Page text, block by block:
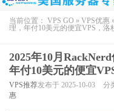
当前位置： VPS GO » VPS优惠
理，年付10美元的便宜VPS，洛
2025年10月
年付10美元的便宜
VPS推荐发布于 2025-10-03 分
惠